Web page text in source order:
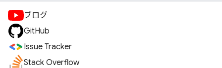
ブログ
GitHub
Issue Tracker
Stack Overflow